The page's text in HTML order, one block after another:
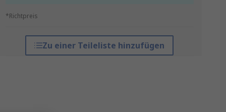
*Richtpreis
Zu einer Teileliste hinzufügen